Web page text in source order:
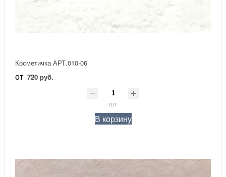
Косметичка АРТ.010-06
от 720 руб.
шт
В корзину